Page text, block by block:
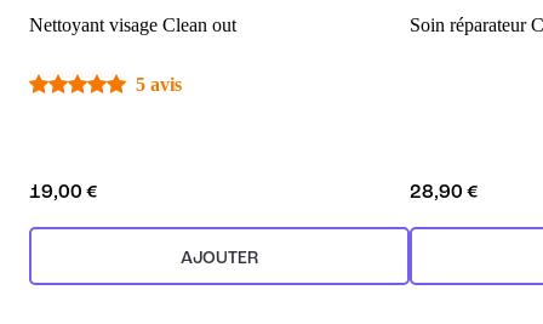
Nettoyant visage Clean out
5 avis
19,00 €
AJOUTER
Soin réparateur
28,90 €